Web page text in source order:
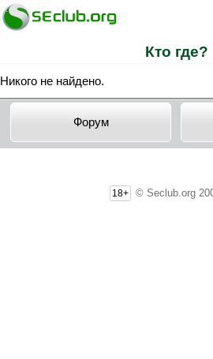
Кто где?
Никого не найдено.
Форум
18+ © Seclub.org